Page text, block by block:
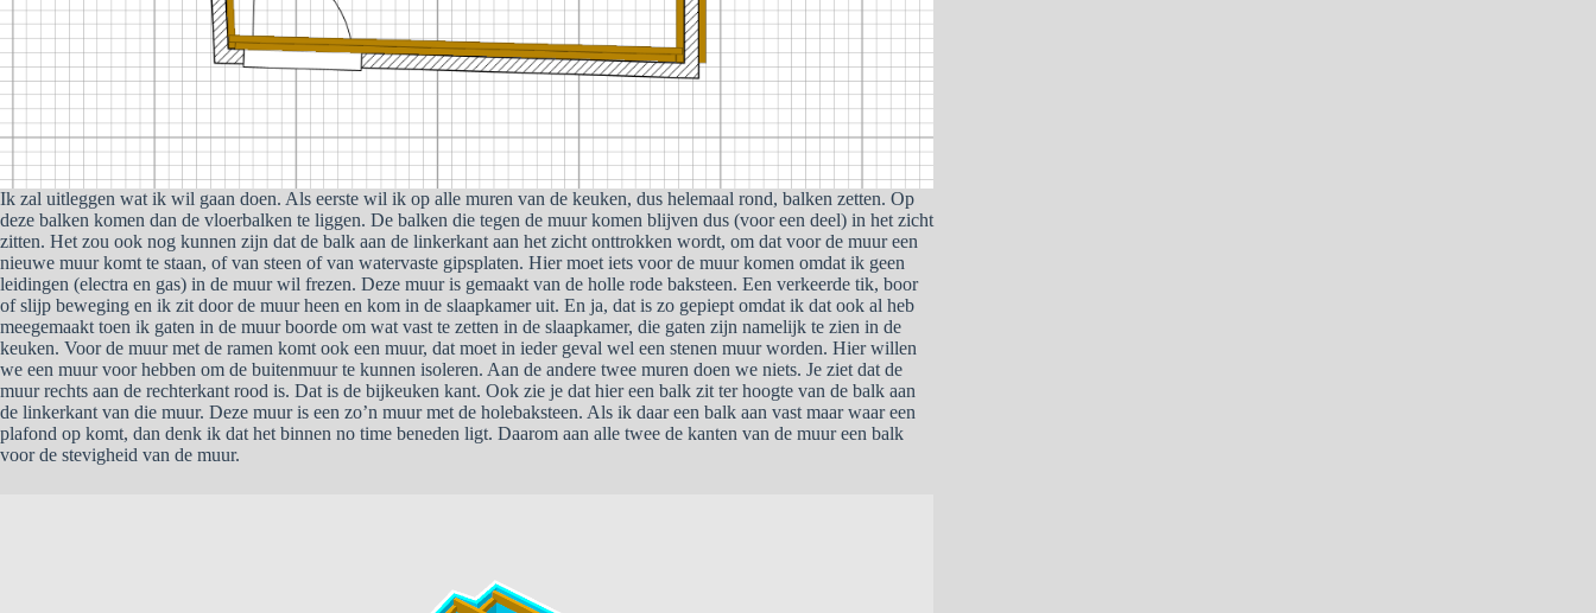
Ik zal uitleggen wat ik wil gaan doen. Als eerste wil ik op alle muren van de keuken, dus helemaal rond, balken zetten. Op
deze balken komen dan de vloerbalken te liggen. De balken die tegen de muur komen blijven dus (voor een deel) in het zicht
zitten. Het zou ook nog kunnen zijn dat de balk aan de linkerkant aan het zicht onttrokken wordt, om dat voor de muur een
nieuwe muur komt te staan, of van steen of van watervaste gipsplaten. Hier moet iets voor de muur komen omdat ik geen
leidingen (electra en gas) in de muur wil frezen. Deze muur is gemaakt van de holle rode baksteen. Een verkeerde tik, boor
of slijp beweging en ik zit door de muur heen en kom in de slaapkamer uit. En ja, dat is zo gepiept omdat ik dat ook al heb
meegemaakt toen ik gaten in de muur boorde om wat vast te zetten in de slaapkamer, die gaten zijn namelijk te zien in de
keuken. Voor de muur met de ramen komt ook een muur, dat moet in ieder geval wel een stenen muur worden. Hier willen
we een muur voor hebben om de buitenmuur te kunnen isoleren. Aan de andere twee muren doen we niets. Je ziet dat de
muur rechts aan de rechterkant rood is. Dat is de bijkeuken kant. Ook zie je dat hier een balk zit ter hoogte van de balk aan
de linkerkant van die muur. Deze muur is een zo’n muur met de holebaksteen. Als ik daar een balk aan vast maar waar een
plafond op komt, dan denk ik dat het binnen no time beneden ligt. Daarom aan alle twee de kanten van de muur een balk
voor de stevigheid van de muur.